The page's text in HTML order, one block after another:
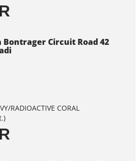
Circuit Road 42
RADIOACTIVE CORAL